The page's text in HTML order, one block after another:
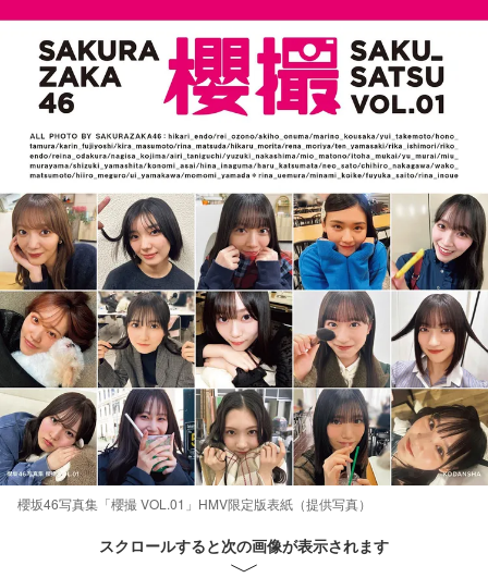
櫻坂46写真集「櫻撮 VOL.01」HMV限定版表紙（提供写真）
スクロールすると次の画像が表示されます